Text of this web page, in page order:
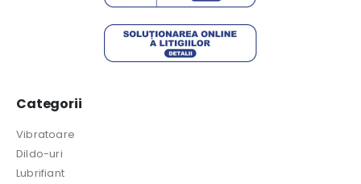
Categorii
Vibratoare
Dildo-uri
Lubrifiant